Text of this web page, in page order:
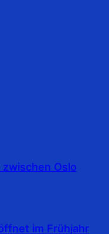
Oslo
im Frühjahr